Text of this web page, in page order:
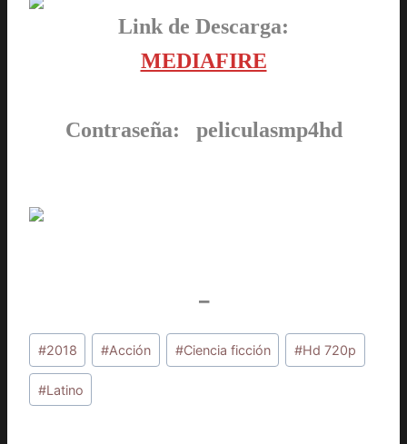
Link de Descarga:
MEDIAFIRE
Contraseña: peliculasmp4hd
Etiquetas
de
la
#2018 #Acción #Ciencia ficción #Hd 720p
#Latino